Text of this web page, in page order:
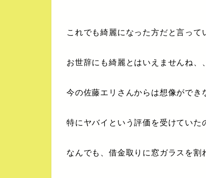
これでも綺麗になった方だと言って
お世辞にも綺麗とはいえませんね、
今の佐藤エリさんからは想像ができ
特にヤバイという評価を受けていた
なんでも、借金取りに窓ガラスを割